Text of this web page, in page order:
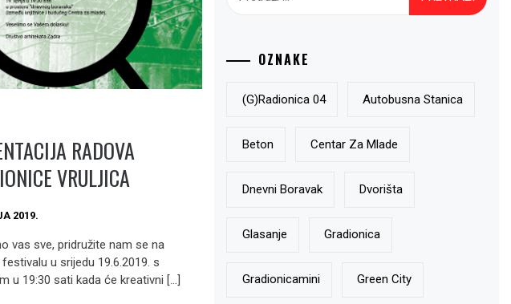
RADOVA
VRULJICA
2019.
vas sve, pridružite nam se na
u srijedu 19.6.2019. s
u 19:30 sati kada će kreativni […]
OZNAKE
(g)radionica 04 Autobusna Stanica
Beton Centar Za Mlade
Dnevni Boravak Dvorišta
Glasanje Gradionica
Gradionicamini Green City